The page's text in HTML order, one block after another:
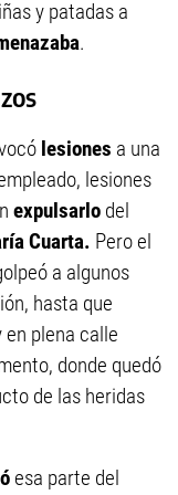
y patadas a
.
lesiones a una
lesiones
expulsarlo del
Cuarta. Pero el
a algunos
hasta que
plena calle
donde quedó
de las heridas
esa parte del